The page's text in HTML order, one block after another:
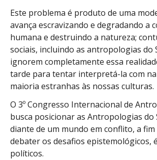
Este problema é produto de uma
avança escravizando e degradando a
humana e destruindo a natureza;
sociais, incluindo as antropologias do
ignorem completamente essa
tarde para tentar interpretá-la com
maioria estranhas às nossas culturas.
O 3º Congresso Internacional de
busca posicionar as Antropologias do
diante de um mundo em conflito, a fim
debater os desafios epistemológicos,
políticos.